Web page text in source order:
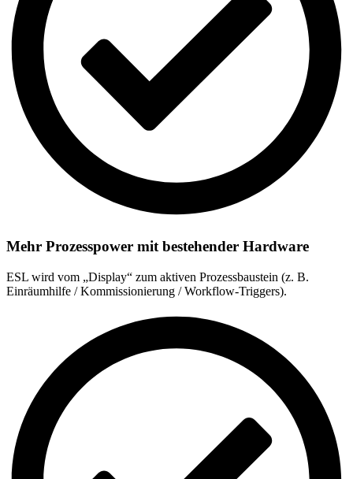
Mehr Prozesspower mit bestehender Hardware
ESL wird vom „Display“ zum aktiven Prozessbaustein (z. B.
Einräumhilfe / Kommissionierung / Workflow-Triggers).